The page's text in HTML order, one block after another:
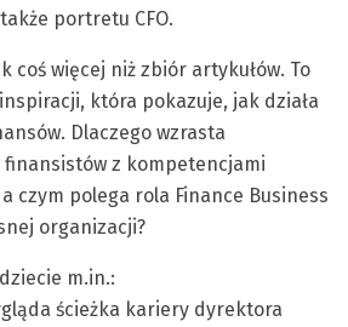
portretu CFO.
coś więcej niż zbiór artykułów. To
która pokazuje, jak działa
Dlaczego wzrasta
z kompetencjami
czym polega rola Finance Business
organizacji?
m.in.:
ścieżka kariery dyrektora